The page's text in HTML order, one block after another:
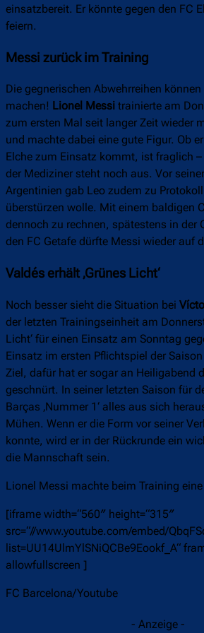
einsatzbereit. Er könnte gegen den FC
feiern.
Messi zurück im Training
Die gegnerischen Abwehrreihen
machen! Lionel Messi trainierte am
zum ersten Mal seit langer Zeit wieder
und machte dabei eine gute Figur. Ob
Elche zum Einsatz kommt, ist fraglich
der Mediziner steht noch aus. Vor
Argentinien gab Leo zudem zu
überstürzen wolle. Mit einem baldigen
dennoch zu rechnen, spätestens in der
den FC Getafe dürfte Messi wieder auf
Valdés erhält ‚Grünes Licht‘
Noch besser sieht die Situation bei
der letzten Trainingseinheit am
Licht‘ für einen Einsatz am Sonntag
Einsatz im ersten Pflichtspiel der
Ziel, dafür hat er sogar an Heiligabend
geschnürt. In seiner letzten Saison für
Barças ‚Nummer 1‘ alles aus sich
Mühen. Wenn er die Form vor seiner
konnte, wird er in der Rückrunde ein
die Mannschaft sein.
Lionel Messi machte beim Training
[iframe width=“560″ height=“315″
src=“//www.youtube.com/embed/
list=UU14UlmYlSNiQCBe9Eookf_A“
allowfullscreen ]
FC Barcelona/Youtube
- Anzeige -